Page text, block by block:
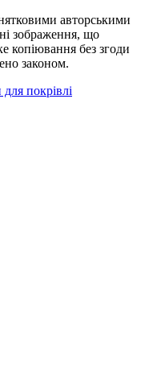
авторськими
зображення, що
копіювання без згоди
законом.
покрівлі